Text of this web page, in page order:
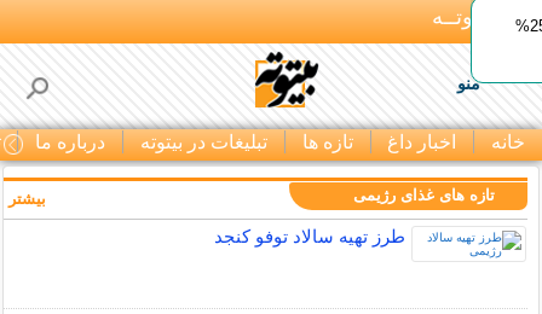
بـیتوتــه
منو
خانه اخبار داغ تازه ها تبلیغات در بیتوته درباره ما
ایمپلنت اقساطی با ضمانت مادام‌العمر+ 25%
تازه های غذای رژیمی
طرز تهیه سالاد توفو کنجد
بیشتر